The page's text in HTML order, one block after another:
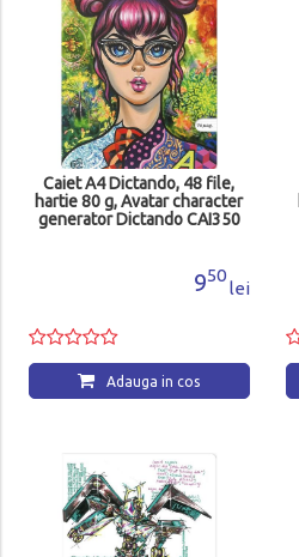
Caiet A4 Dictando, 48 file,
hartie 80 g, Avatar character
generator Dictando CAI350
950
lei
Adauga in cos